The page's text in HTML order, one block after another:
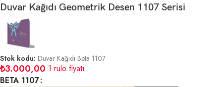
Duvar Kağıdı Geometrik Desen 1107 Serisi
Stok kodu: Duvar Kağıdı Beta 1107
₺3.000,00 1 rulo fiyatı
BETA 1107